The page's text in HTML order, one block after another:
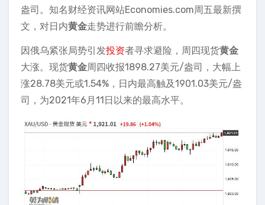
盎司。知名财经资讯网站Economies.com周五最新撰
文，对日内黄金走势进行前瞻分析。
因俄乌紧张局势引发投资者寻求避险，周四现货黄金
大涨。现货黄金周四收报1898.27美元/盎司，大幅上
涨28.78美元或1.54%，日内最高触及1901.03美元/盎
司，为2021年6月11日以来的最高水平。